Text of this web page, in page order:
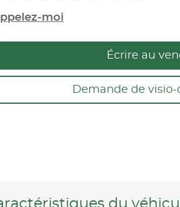
moi
Écrire au
Demande de
du